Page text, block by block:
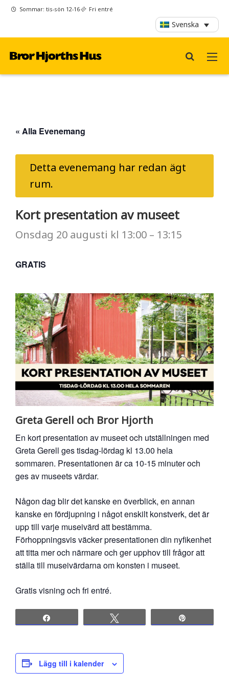
Sommar: tis-sön 12-16 Fri entré
Svenska
« Alla Evenemang
Detta evenemang har redan ägt
rum.
Kort presentation av museet
Onsdag 20 augusti kl 13:00 – 13:15
GRATIS
Greta Gerell och Bror Hjorth
En kort presentation av museet och utställningen med
Greta Gerell ges tisdag-lördag kl 13.00 hela
sommaren. Presentationen är ca 10-15 minuter och
ges av museets värdar.
Någon dag blir det kanske en överblick, en annan
kanske en fördjupning i något enskilt konstverk, det är
upp till varje museivärd att bestämma.
Förhoppningsvis väcker presentationen din nyfikenhet
att titta mer och närmare och ger upphov till frågor att
ställa till museivärdarna om konsten i museet.
Gratis visning och fri entré.
Lägg till i kalender